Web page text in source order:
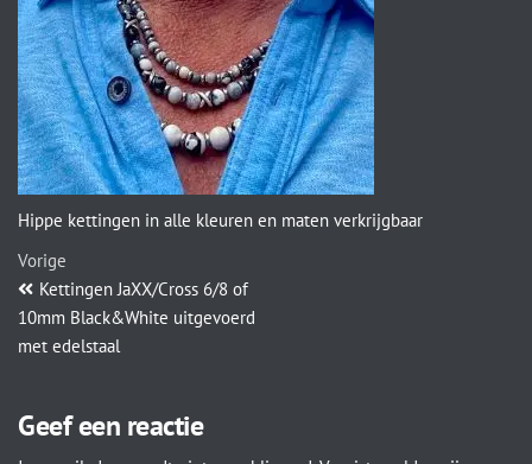
Hippe kettingen in alle kleuren en maten verkrijgbaar
Vorige
Kettingen JaXX/Cross 6/8 of
10mm Black&White uitgevoerd
met edelstaal
Geef een reactie